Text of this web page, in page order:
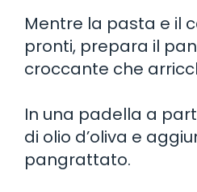
Mentre la pasta e il
pronti, prepara il
croccante che
In una padella a
di olio d’oliva e
pangrattato.